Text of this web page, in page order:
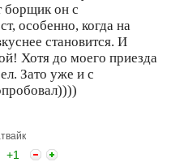
борщик он с
особенно, когда на
становится. И
Хотя до моего приезда
Зато уже и с
+1